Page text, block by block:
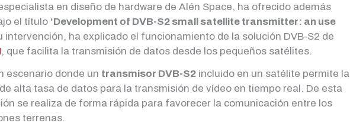
en diseño de hardware de Alén Space, ha ofrecido además
el título ‘Development of DVB-S2 small satellite transmitter: an use
intervención, ha explicado el funcionamiento de la solución DVB-S2 de
, que facilita la transmisión de datos desde los pequeños satélites.
escenario donde un transmisor DVB-S2 incluido en un satélite permite la
alta tasa de datos para la transmisión de vídeo en tiempo real. De esta
se realiza de forma rápida para favorecer la comunicación entre los
terrenas.